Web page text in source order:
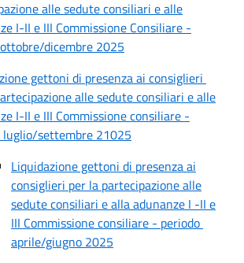
alle sedute consiliari e alle
I-II e III Commissione Consiliare -
dicembre 2025
gettoni di presenza ai consiglieri
alle sedute consiliari e alle
I-II e III Commissione consiliare -
luglio/settembre 21025
Liquidazione gettoni di presenza ai
consiglieri per la partecipazione alle
sedute consiliari e alla adunanze I -II e
III Commissione consiliare - periodo
aprile/giugno 2025